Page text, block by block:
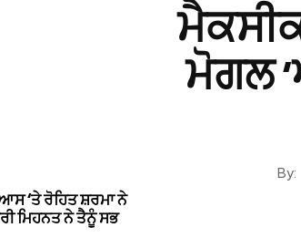
‘ਤੇ ਰੋਹਿਤ ਸ਼ਰਮਾ ਨੇ
ਮਿਹਨਤ ਨੇ ਤੈਨੂੰ ਸਭ
ਮੋਗਲ
By: